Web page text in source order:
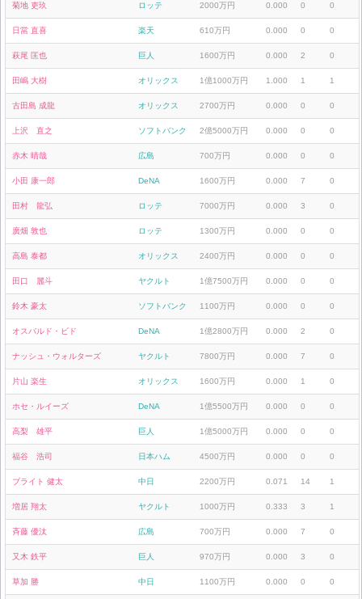
菊地 吏玖 ロッテ 2000万円 0.000 0 0
日當 直喜 楽天 610万円 0.000 0 0
萩尾 匡也 巨人 1600万円 0.000 2 0
田嶋 大樹 オリックス 1億1000万円 1.000 1 1
古田島 成龍 オリックス 2700万円 0.000 0 0
上沢 直之 ソフトバンク 2億5000万円 0.000 0 0
赤木 晴哉 広島 700万円 0.000 0 0
小田 康一郎 DeNA 1600万円 0.000 7 0
田村 龍弘 ロッテ 7000万円 0.000 3 0
廣畑 敦也 ロッテ 1300万円 0.000 0 0
高島 泰都 オリックス 2400万円 0.000 0 0
田口 麗斗 ヤクルト 1億7500万円 0.000 0 0
鈴木 豪太 ソフトバンク 1100万円 0.000 0 0
オスバルド・ビド DeNA 1億2800万円 0.000 2 0
ナッシュ・ウォルターズ ヤクルト 7800万円 0.000 7 0
片山 楽生 オリックス 1600万円 0.000 1 0
ホセ・ルイーズ DeNA 1億5500万円 0.000 0 0
高梨 雄平 巨人 1億5000万円 0.000 0 0
福谷 浩司 日本ハム 4500万円 0.000 0 0
ブライト 健太 中日 2200万円 0.071 14 1
増居 翔太 ヤクルト 1000万円 0.333 3 1
斉藤 優汰 広島 700万円 0.000 7 0
又木 鉄平 巨人 970万円 0.000 3 0
草加 勝 中日 1100万円 0.000 0 0